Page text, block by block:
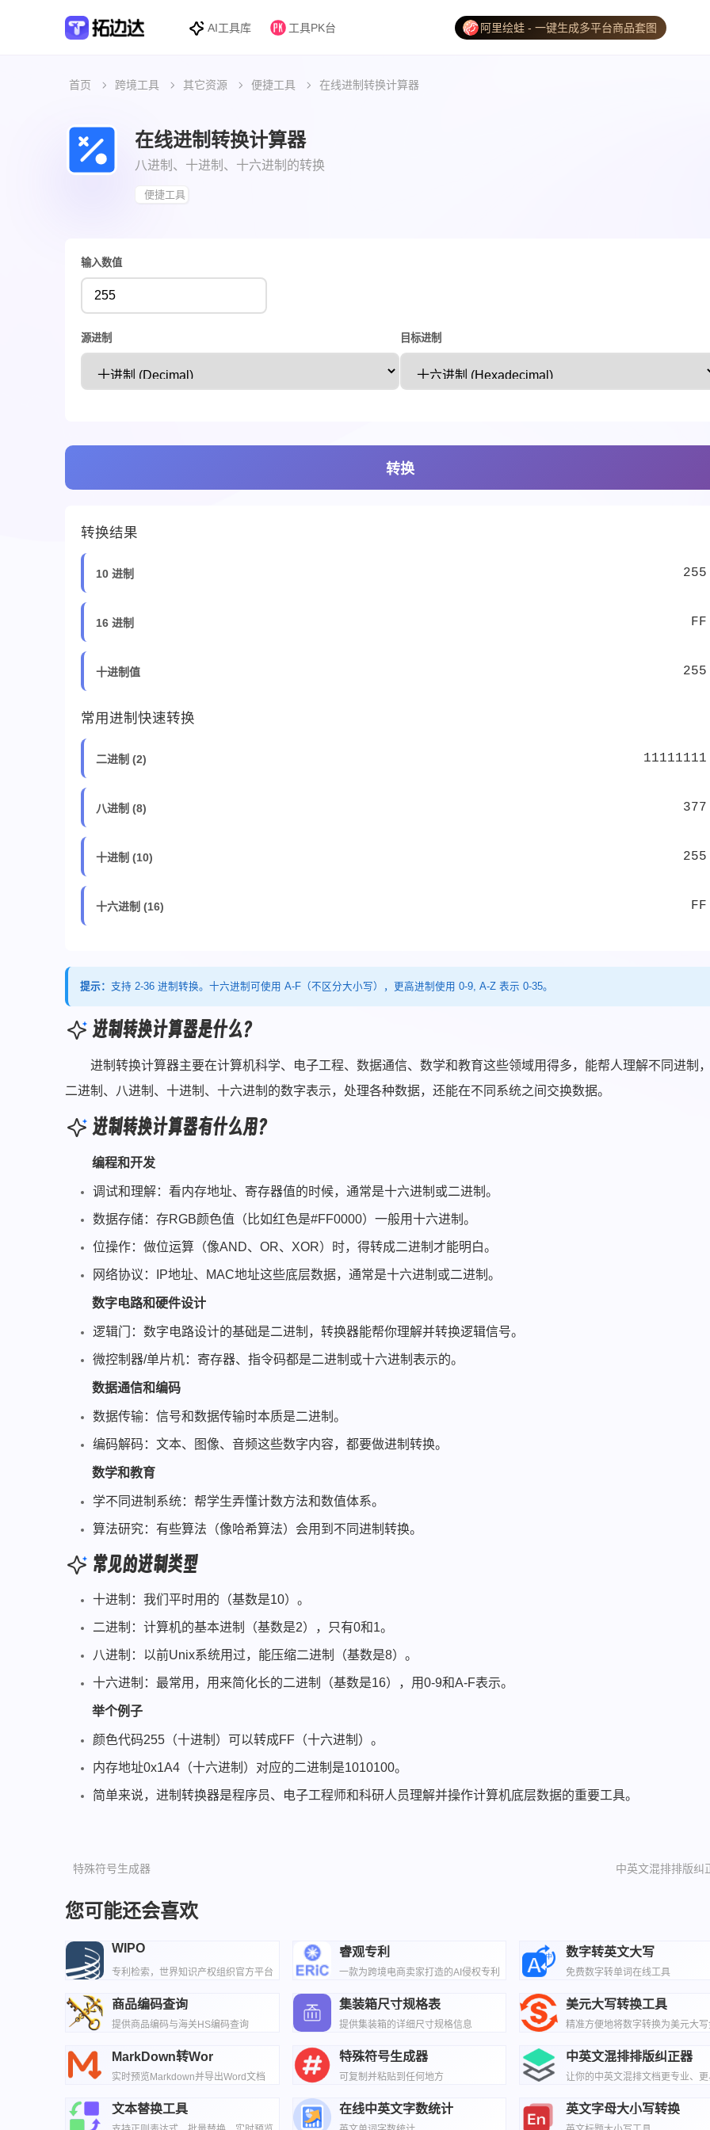
AI工具库 工具PK台 阿里绘蛙 - 一键生成多平台商品套图
首页 跨境工具 其它资源 便捷工具 在线进制转换计算器
在线进制转换计算器
八进制、十进制、十六进制的转换
便捷工具
输入数值
源进制 目标进制
转换
转换结果
10 进制 255
16 进制 FF
十进制值 255
常用进制快速转换
二进制 (2) 11111111
八进制 (8) 377
十进制 (10) 255
十六进制 (16) FF
提示： 支持 2-36 进制转换。十六进制可使用 A-F（不区分大小写），更高进制使用 0-9, A-Z 表示 0-35。
进制转换计算器是什么？
进制转换计算器主要在计算机科学、电子工程、数据通信、数学和教育这些领域用得多，能帮人理解不同进制
二进制、八进制、十进制、十六进制的数字表示，处理各种数据，还能在不同系统之间交换数据。
进制转换计算器有什么用？
编程和开发
调试和理解：看内存地址、寄存器值的时候，通常是十六进制或二进制。
数据存储：存RGB颜色值（比如红色是#FF0000）一般用十六进制。
位操作：做位运算（像AND、OR、XOR）时，得转成二进制才能明白。
网络协议：IP地址、MAC地址这些底层数据，通常是十六进制或二进制。
数字电路和硬件设计
逻辑门：数字电路设计的基础是二进制，转换器能帮你理解并转换逻辑信号。
微控制器/单片机：寄存器、指令码都是二进制或十六进制表示的。
数据通信和编码
数据传输：信号和数据传输时本质是二进制。
编码解码：文本、图像、音频这些数字内容，都要做进制转换。
数学和教育
学不同进制系统：帮学生弄懂计数方法和数值体系。
算法研究：有些算法（像哈希算法）会用到不同进制转换。
常见的进制类型
十进制：我们平时用的（基数是10）。
二进制：计算机的基本进制（基数是2），只有0和1。
八进制：以前Unix系统用过，能压缩二进制（基数是8）。
十六进制：最常用，用来简化长的二进制（基数是16），用0-9和A-F表示。
举个例子
颜色代码255（十进制）可以转成FF（十六进制）。
内存地址0x1A4（十六进制）对应的二进制是1010100。
简单来说，进制转换器是程序员、电子工程师和科研人员理解并操作计算机底层数据的重要工具。
特殊符号生成器 中英文混排排版纠
您可能还会喜欢
WIPO
专利检索，世界知识产权组织官方平台
睿观专利
一款为跨境电商卖家打造的AI侵权专利
数字转英文大写
免费数字转单词在线工具
商品编码查询
提供商品编码与海关HS编码查询
集装箱尺寸规格表
提供集装箱的详细尺寸规格信息
美元大写转换工具
精准方便地将数字转换为美元大
MarkDown转Wor
实时预览Markdown并导出Word文档
特殊符号生成器
可复制并粘贴到任何地方
中英文混排排版纠正器
让你的中英文混排文档更专业、
文本替换工具 在线中英文字数统计 英文字母大小写转换